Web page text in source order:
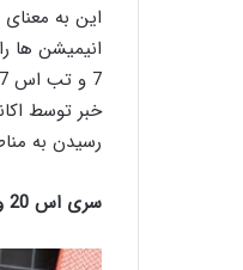
خبر توسط
رسیدن به
سری اس 20 و نوت 20 این امکان را ندارند !